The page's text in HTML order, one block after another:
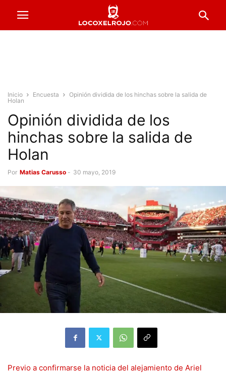
Inicio Encuesta
Opinión dividida de los hinchas sobre la salida de
Holan
Opinión dividida de los
hinchas sobre la salida de
Holan
Por Matias Carusso - 30 mayo, 2019
Previo a confirmarse la noticia del alejamiento de Ariel